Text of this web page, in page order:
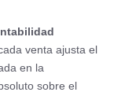
venta ajusta el
en la
sobre el